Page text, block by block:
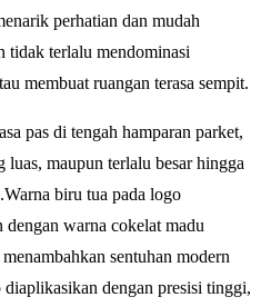
perhatian dan mudah
tidak terlalu mendominasi
membuat ruangan terasa sempit.
pas di tengah hamparan parket,
maupun terlalu besar hingga
biru tua pada logo
warna cokelat madu
sentuhan modern
dengan presisi tinggi,